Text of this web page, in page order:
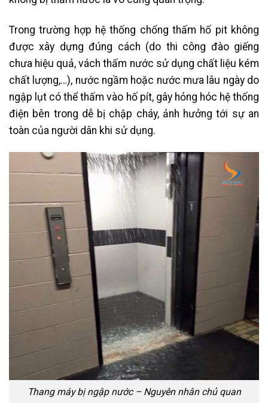
Trong trường hợp hệ thống chống thấm hố pit không
được xây dựng đúng cách (do thi công đào giếng
chưa hiệu quả, vách thấm nước sử dụng chất liệu kém
chất lượng,…), nước ngầm hoặc nước mưa lâu ngày do
ngập lụt có thể thấm vào hố pít, gây hỏng hóc hệ thống
điện bên trong dễ bị chập cháy, ảnh hưởng tới sự an
toàn của người dân khi sử dụng.
Thang máy bị ngập nước – Nguyên nhân chủ quan